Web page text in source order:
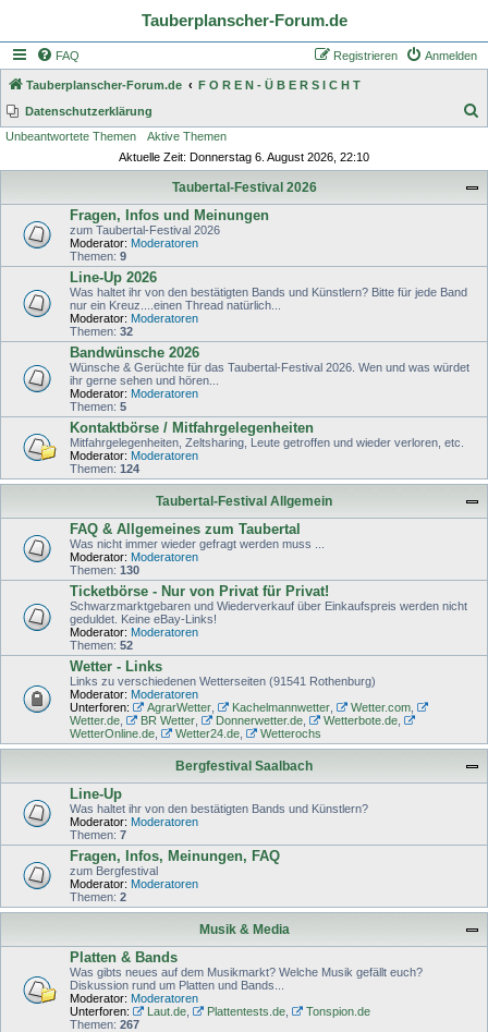
Tauberplanscher-Forum.de
FAQ Anmelden
Registrieren
Tauberplanscher-Forum.de
F O R E N - Ü B E R S I C H T
Datenschutzerklärung
Unbeantwortete Themen
Aktive Themen
Aktuelle Zeit: Donnerstag 6. August 2026, 22:10
Taubertal-Festival 2026
Fragen, Infos und Meinungen
zum Taubertal-Festival 2026
Moderator: Moderatoren
Themen: 9
Line-Up 2026
Was haltet ihr von den bestätigten Bands und Künstlern? Bitte für jede Band
nur ein Kreuz....einen Thread natürlich...
Moderator: Moderatoren
Themen: 32
Bandwünsche 2026
Wünsche & Gerüchte für das Taubertal-Festival 2026. Wen und was würdet
ihr gerne sehen und hören...
Moderator: Moderatoren
Themen: 5
Kontaktbörse / Mitfahrgelegenheiten
Mitfahrgelegenheiten, Zeltsharing, Leute getroffen und wieder verloren, etc.
Moderator: Moderatoren
Themen: 124
Taubertal-Festival Allgemein
FAQ & Allgemeines zum Taubertal
Was nicht immer wieder gefragt werden muss ...
Moderator: Moderatoren
Themen: 130
Ticketbörse - Nur von Privat für Privat!
Schwarzmarktgebaren und Wiederverkauf über Einkaufspreis werden nicht
geduldet. Keine eBay-Links!
Moderator: Moderatoren
Themen: 52
Wetter - Links
Links zu verschiedenen Wetterseiten (91541 Rothenburg)
Moderator: Moderatoren
Unterforen:
AgrarWetter, Kachelmannwetter, Wetter.com,
Wetter.de
BR Wetter, Donnerwetter.de, Wetterbote.de,
WetterOnline.de
Wetter24.de, Wetterochs
Bergfestival Saalbach
Line-Up
Was haltet ihr von den bestätigten Bands und Künstlern?
Moderator: Moderatoren
Themen: 7
Fragen, Infos, Meinungen, FAQ
zum Bergfestival
Moderator: Moderatoren
Themen: 2
Musik & Media
Platten & Bands
Was gibts neues auf dem Musikmarkt? Welche Musik gefällt euch?
Diskussion rund um Platten und Bands...
Moderator: Moderatoren
Unterforen:
Laut.de, Plattentests.de,
Tonspion.de
Themen: 267